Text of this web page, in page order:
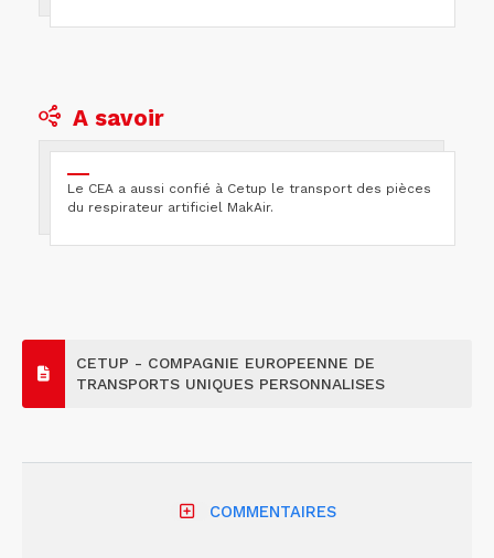
A savoir
Le CEA a aussi confié à Cetup le transport des pièces
du respirateur artificiel MakAir.
CETUP - COMPAGNIE EUROPEENNE DE
TRANSPORTS UNIQUES PERSONNALISES
COMMENTAIRES